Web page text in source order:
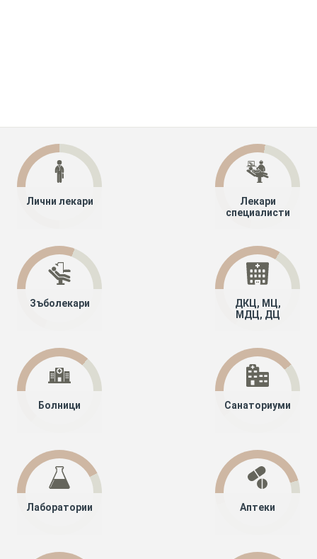
Лични лекари
Лекари
специалисти
Зъболекари
ДКЦ, МЦ,
МДЦ, ДЦ
Болници Санаториуми
Лаборатории Аптеки